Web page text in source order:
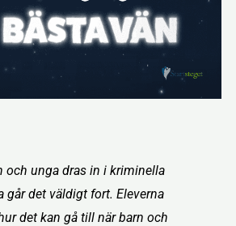
och unga dras in i kriminella
går det väldigt fort. Eleverna
det kan gå till när barn och